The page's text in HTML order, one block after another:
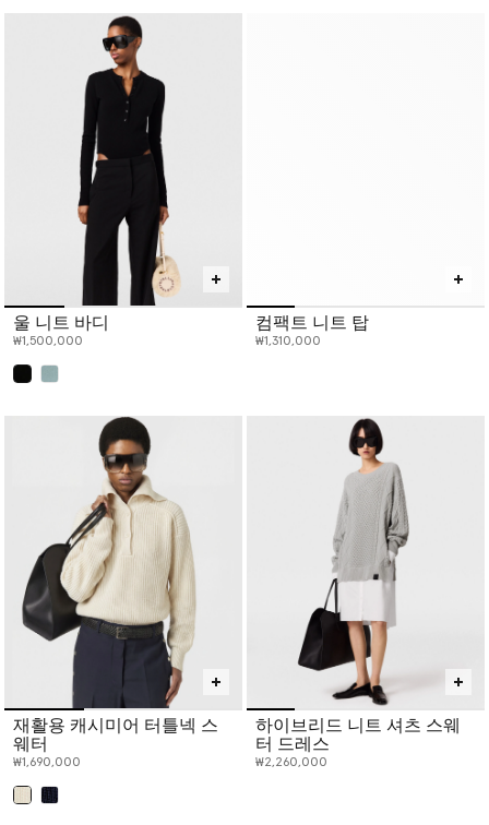
울 니트 바디
₩1,500,000
컴팩트 니트 탑
₩1,310,000
재활용 캐시미어 터틀넥 스
웨터
₩1,690,000
하이브리드 니트 셔츠 스웨
터 드레스
₩2,260,000